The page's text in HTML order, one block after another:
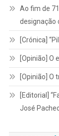
Ao fim de
designação
[Crónica]
[Opinião] O
[Opinião] O
[Editorial]
José